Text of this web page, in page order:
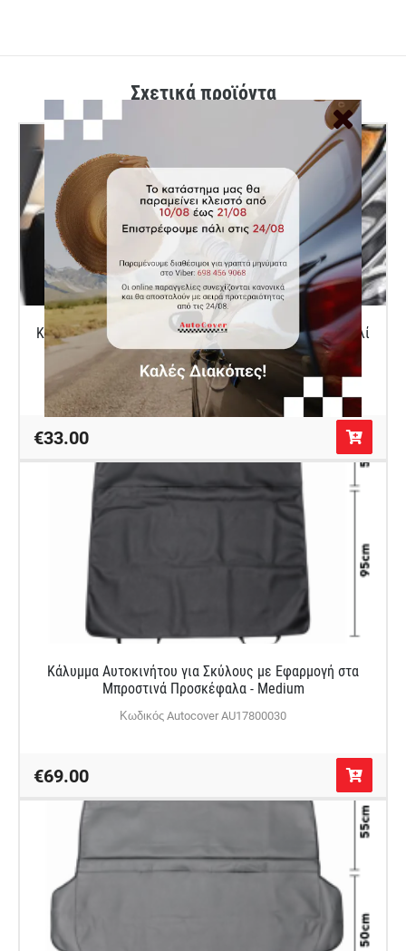
Σχετικά προϊόντα
Κάλυμμα Αυτοκινήτου Σκύλου - Τζιν Ύφασμα- Πορτοκαλί
M
Κωδικός Autocover AU17000955
€33.00
Κάλυμμα Αυτοκινήτου για Σκύλους με Εφαρμογή στα
Μπροστινά Προσκέφαλα - Medium
Κωδικός Autocover AU17800030
€69.00